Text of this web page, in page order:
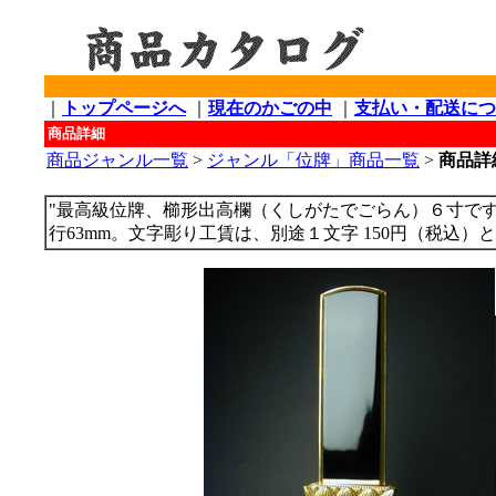
トップページへ｜ 現在のかごの中 支払い・配送に
商品詳細
商品ジャンル一覧 > ジャンル「位牌」商品一覧 > 商品詳
"最高級位牌、櫛形出高欄（くしがたでごらん）６寸で
行63mm。文字彫り工賃は、別途１文字 150円（税込）